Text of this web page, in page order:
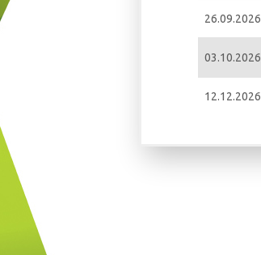
26.09.2026
03.10.2026
12.12.2026